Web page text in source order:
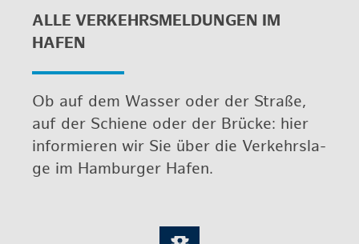
ALLE VER­KEHRS­MEL­DUN­GEN IM
HAFEN
Ob auf dem Was­ser oder der Stra­ße,
auf der Schie­ne oder der Brü­cke: hier
in­for­mie­ren wir Sie über die Ver­kehrs­la­
ge im Ham­bur­ger Hafen.